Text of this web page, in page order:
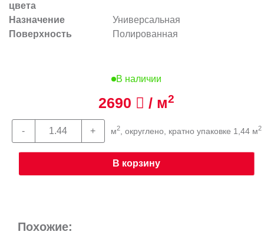
цвета
Назначение
Универсальная
Поверхность
Полированная
В наличии
2690 / м2
м2, округлено, кратно упаковке 1,44 м2
В корзину
Похожие: